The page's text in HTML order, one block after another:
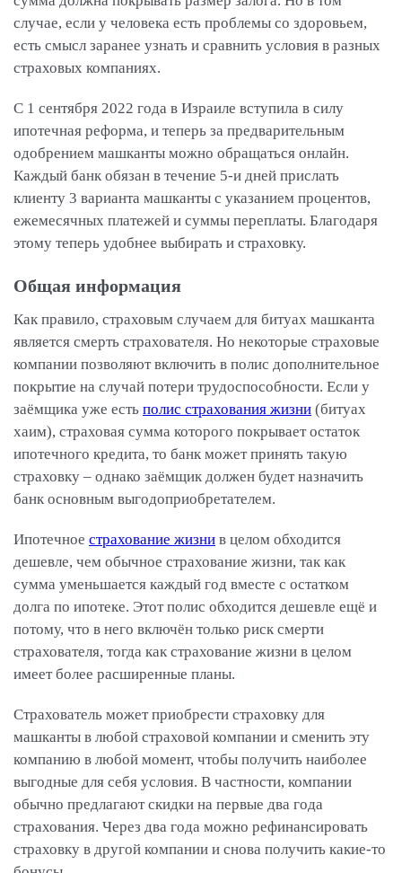
случае, если у человека есть проблемы со здоровьем,
есть смысл заранее узнать и сравнить условия в разных
страховых компаниях.
С 1 сентября 2022 года в Израиле вступила в силу
ипотечная реформа, и теперь за предварительным
одобрением машканты можно обращаться онлайн.
Каждый банк обязан в течение 5-и дней прислать
клиенту 3 варианта машканты с указанием процентов,
ежемесячных платежей и суммы переплаты. Благодаря
этому теперь удобнее выбирать и страховку.
Общая информация
Как правило, страховым случаем для битуах машканта
является смерть страхователя. Но некоторые страховые
компании позволяют включить в полис дополнительное
покрытие на случай потери трудоспособности. Если у
заёмщика уже есть полис страхования жизни (битуах
хаим), страховая сумма которого покрывает остаток
ипотечного кредита, то банк может принять такую
страховку – однако заёмщик должен будет назначить
банк основным выгодоприобретателем.
Ипотечное страхование жизни в целом обходится
дешевле, чем обычное страхование жизни, так как
сумма уменьшается каждый год вместе с остатком
долга по ипотеке. Этот полис обходится дешевле ещё и
потому, что в него включён только риск смерти
страхователя, тогда как страхование жизни в целом
имеет более расширенные планы.
Страхователь может приобрести страховку для
машканты в любой страховой компании и сменить эту
компанию в любой момент, чтобы получить наиболее
выгодные для себя условия. В частности, компании
обычно предлагают скидки на первые два года
страхования. Через два года можно рефинансировать
страховку в другой компании и снова получить какие-то